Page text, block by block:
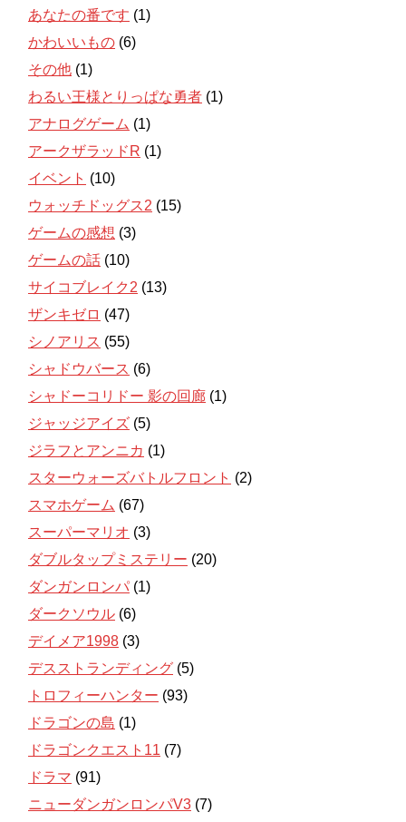
あなたの番です (1)
かわいいもの (6)
その他 (1)
わるい王様とりっぱな勇者 (1)
アナログゲーム (1)
アークザラッドR (1)
イベント (10)
ウォッチドッグス2 (15)
ゲームの感想 (3)
ゲームの話 (10)
サイコブレイク2 (13)
ザンキゼロ (47)
シノアリス (55)
シャドウバース (6)
シャドーコリドー 影の回廊 (1)
ジャッジアイズ (5)
ジラフとアンニカ (1)
スターウォーズバトルフロント (2)
スマホゲーム (67)
スーパーマリオ (3)
ダブルタップミステリー (20)
ダンガンロンパ (1)
ダークソウル (6)
デイメア1998 (3)
デスストランディング (5)
トロフィーハンター (93)
ドラゴンの島 (1)
ドラゴンクエスト11 (7)
ドラマ (91)
ニューダンガンロンパV3 (7)